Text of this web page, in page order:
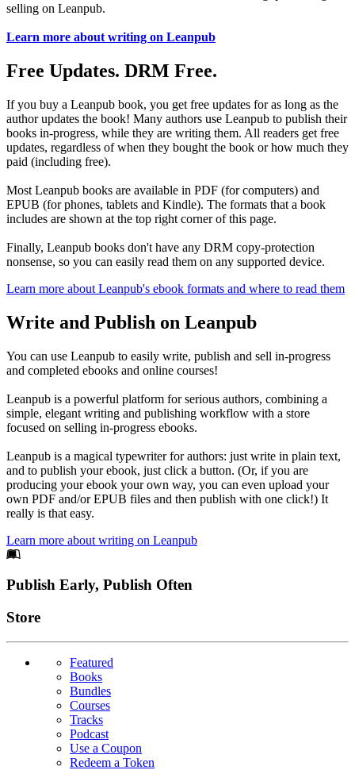
selling on Leanpub.
Learn more about writing on Leanpub
Free Updates. DRM Free.
If you buy a Leanpub book, you get free updates for as long as the
author updates the book! Many authors use Leanpub to publish their
books in-progress, while they are writing them. All readers get free
updates, regardless of when they bought the book or how much they
paid (including free).
Most Leanpub books are available in PDF (for computers) and
EPUB (for phones, tablets and Kindle). The formats that a book
includes are shown at the top right corner of this page.
Finally, Leanpub books don't have any DRM copy-protection
nonsense, so you can easily read them on any supported device.
Learn more about Leanpub's ebook formats and where to read them
Write and Publish on Leanpub
You can use Leanpub to easily write, publish and sell in-progress
and completed ebooks and online courses!
Leanpub is a powerful platform for serious authors, combining a
simple, elegant writing and publishing workflow with a store
focused on selling in-progress ebooks.
Leanpub is a magical typewriter for authors: just write in plain text,
and to publish your ebook, just click a button. (Or, if you are
producing your ebook your own way, you can even upload your
own PDF and/or EPUB files and then publish with one click!) It
really is that easy.
Learn more about writing on Leanpub
Footer
Publish Early, Publish Often
Links
Store
Featured
Books
Bundles
Courses
Tracks
Podcast
Use a Coupon
Redeem a Token